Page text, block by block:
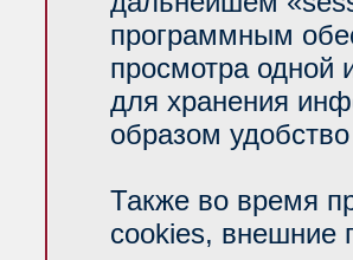
программным
просмотра одной
для хранения
образом
Также во время
cookies, внешние